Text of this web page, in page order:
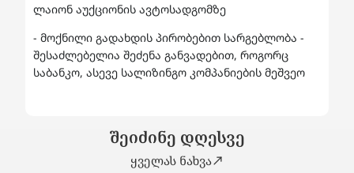
ლაიონ აუქციონის ავტოსადგომზე
- მოქნილი გადახდის პირობებით სარგებლობა -
შესაძლებელია შეძენა განვადებით, როგორც
საბანკო, ასევე სალიზინგო კომპანიების მეშვეო
შეიძინე დღესვე
ყველას ნახვა